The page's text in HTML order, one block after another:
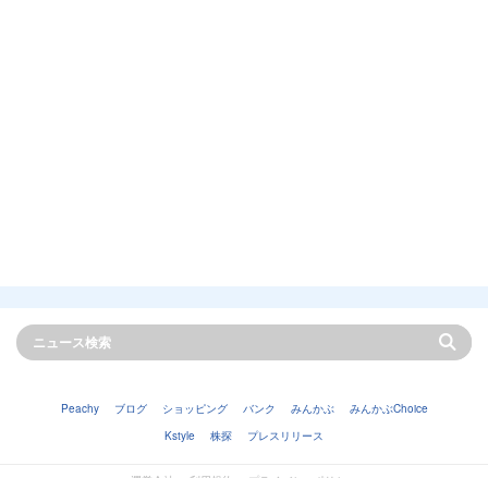
Peachy ブログ ショッピング バンク みんかぶ
みんかぶChoice
Kstyle
株探 プレスリリース